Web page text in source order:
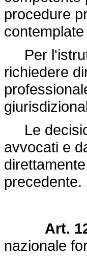
procedure
Per
richiedere
Le
avvocati e
precedente.
Art.
nazionale